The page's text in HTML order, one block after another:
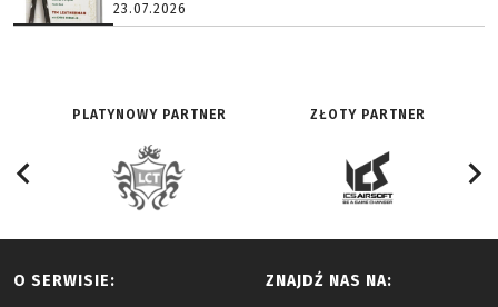
23.07.2026
PLATYNOWY PARTNER ZŁOTY PARTNER
O SERWISIE: ZNAJDŹ NAS NA: